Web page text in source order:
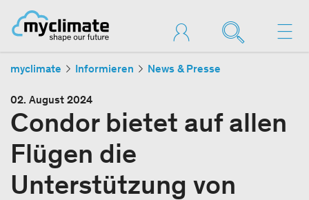
myclimate Informieren News & Presse
02. August 2024
Condor bietet auf allen
Flügen die
Unterstützung von